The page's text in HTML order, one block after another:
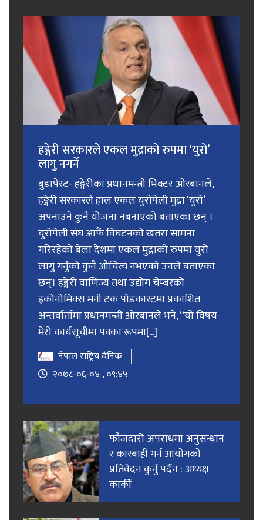
हङ्गेरी सरकारले एकल मुद्राको रुपमा ‘युरो’
लागु नगर्ने
बुडापेस्ट- हङ्गेरीका प्रधानमन्त्री भिक्टर ओरबानले,
हङ्गेरी सरकारले हाल एकल युरोपेली मुद्रा ‘युरो’
अपनाउने कुनै योजना नबनाएको बताएका छन् ।
युरोपेली संघ आफैं विघटनको खतरा सामना
गरिरहेको बेला देशमा एकल मुद्राको रुपमा युरो
लागु गर्नुको कुनै औचित्य नभएको उनले बताएका
छन्। हङ्गेरी वाणिज्य तथा उद्योग चेम्बरको
इकोनोमिक्स मनी टक पोडकास्टमा प्रकाशित
अन्तर्वार्तामा प्रधानमन्त्री ओरबानले भने, “यो विषय
मेरो कार्यसूचीमा पक्का रूपमा[...]
नेपाल राष्ट्रिय दैनिक
२०७८-०६-०४ , ०९:४५
फाैजदारी अपराधमा अनुसन्धान
र कारबाही गर्न आयाेगकाे
प्रतिवेदन कुर्नु पर्दैन : अध्यक्ष
कार्की